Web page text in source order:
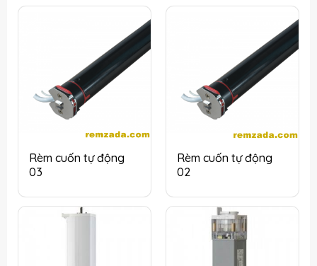
Rèm cuốn tự động
03
Rèm cuốn tự động
02